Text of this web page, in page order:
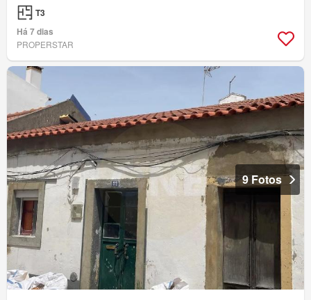
T3
Há 7 dias
PROPERSTAR
9 Fotos